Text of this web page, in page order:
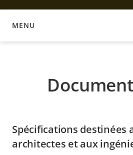
MENU
DOCUMENTATION
Spécifications destinées
architectes et aux